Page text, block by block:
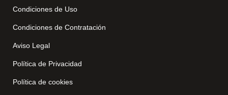
Condiciones de Uso
Condiciones de Contratación
Aviso Legal
Política de Privacidad
Política de cookies